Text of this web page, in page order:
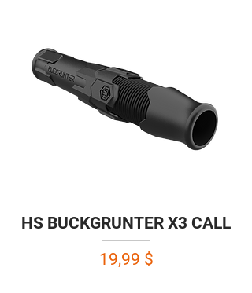
HS BUCKGRUNTER X3 CALL
Prix
19,99 $